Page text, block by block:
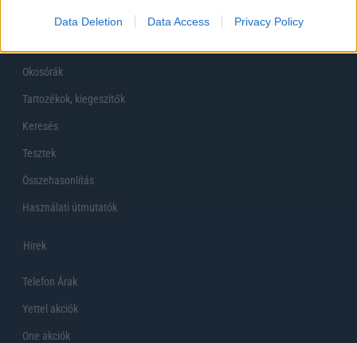
Data Deletion Data Access Privacy Policy
Mobiltelefonok
Okosórák
Tartozékok, kiegeszítők
Keresés
Tesztek
Összehasonlítás
Használati útmutatók
Hirek
Telefon Árak
Yettel akciók
One akciók